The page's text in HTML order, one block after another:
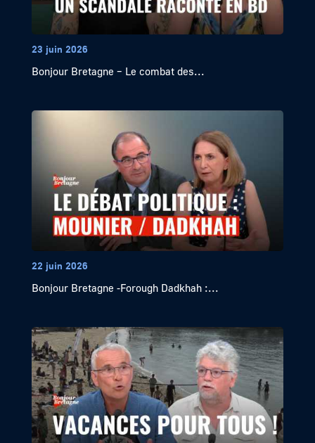
23 juin 2026
Bonjour Bretagne – Le combat des...
22 juin 2026
Bonjour Bretagne -Forough Dadkhah :...